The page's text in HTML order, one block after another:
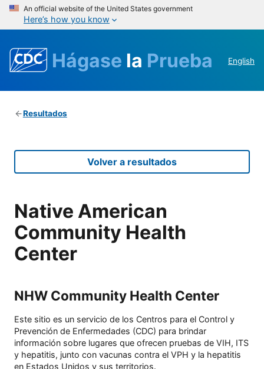
An official website of the United States government
Here’s how you know
Hágase la Prueba English
Resultados
Volver a resultados
Native American
Community Health
Center
NHW Community Health Center
Este sitio es un servicio de los Centros para el Control y
Prevención de Enfermedades (CDC) para brindar
información sobre lugares que ofrecen pruebas de VIH, ITS
y hepatitis, junto con vacunas contra el VPH y la hepatitis
en Estados Unidos y sus territorios.